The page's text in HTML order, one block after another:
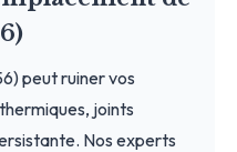
peut ruiner vos
joints
Nos experts